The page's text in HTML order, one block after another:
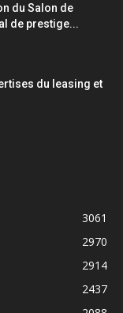
du Salon de
de prestige...
du leasing et
3061
2970
2914
2437